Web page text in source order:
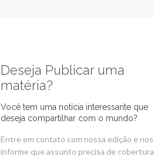
Deseja Publicar uma
matéria?
Você tem uma notícia interessante que
deseja compartilhar com o mundo?
Entre em contato com nossa edição e nos
informe que assunto precisa de cobertura